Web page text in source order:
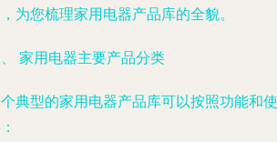
为您梳理家用电器产品库的全貌。
家用电器主要产品分类
典型的家用电器产品库可以按照功能和